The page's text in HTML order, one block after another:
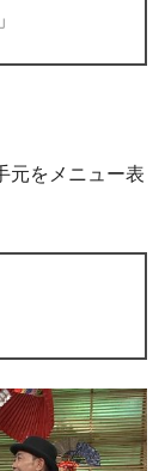
元をメニュー表